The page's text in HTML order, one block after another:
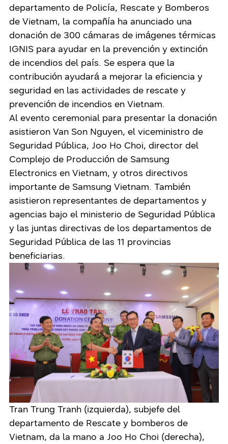
departamento de Policía, Rescate y Bomberos
de Vietnam, la compañía ha anunciado una
donación de 300 cámaras de imágenes térmicas
IGNIS para ayudar en la prevención y extinción
de incendios del país. Se espera que la
contribución ayudará a mejorar la eficiencia y
seguridad en las actividades de rescate y
prevención de incendios en Vietnam.
Al evento ceremonial para presentar la donación
asistieron Van Son Nguyen, el viceministro de
Seguridad Pública, Joo Ho Choi, director del
Complejo de Producción de Samsung
Electronics en Vietnam, y otros directivos
importante de Samsung Vietnam. También
asistieron representantes de departamentos y
agencias bajo el ministerio de Seguridad Pública
y las juntas directivas de los departamentos de
Seguridad Pública de las 11 provincias
beneficiarias.
Tran Trung Tranh (izquierda), subjefe del
departamento de Rescate y bomberos de
Vietnam, da la mano a Joo Ho Choi (derecha),